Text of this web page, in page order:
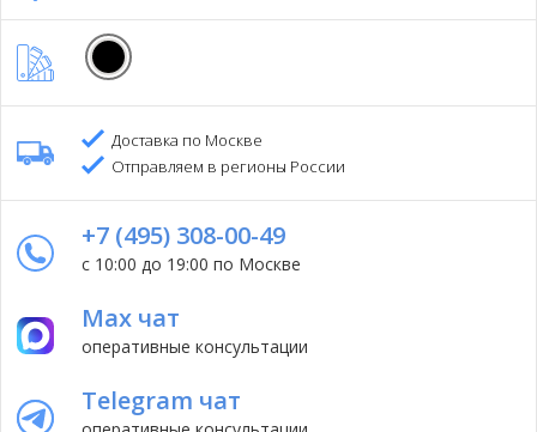
Доставка по Москве
Отправляем в регионы России
+7 (495) 308-00-49
с 10:00 до 19:00 по Москве
Max чат
оперативные консультации
Telegram чат